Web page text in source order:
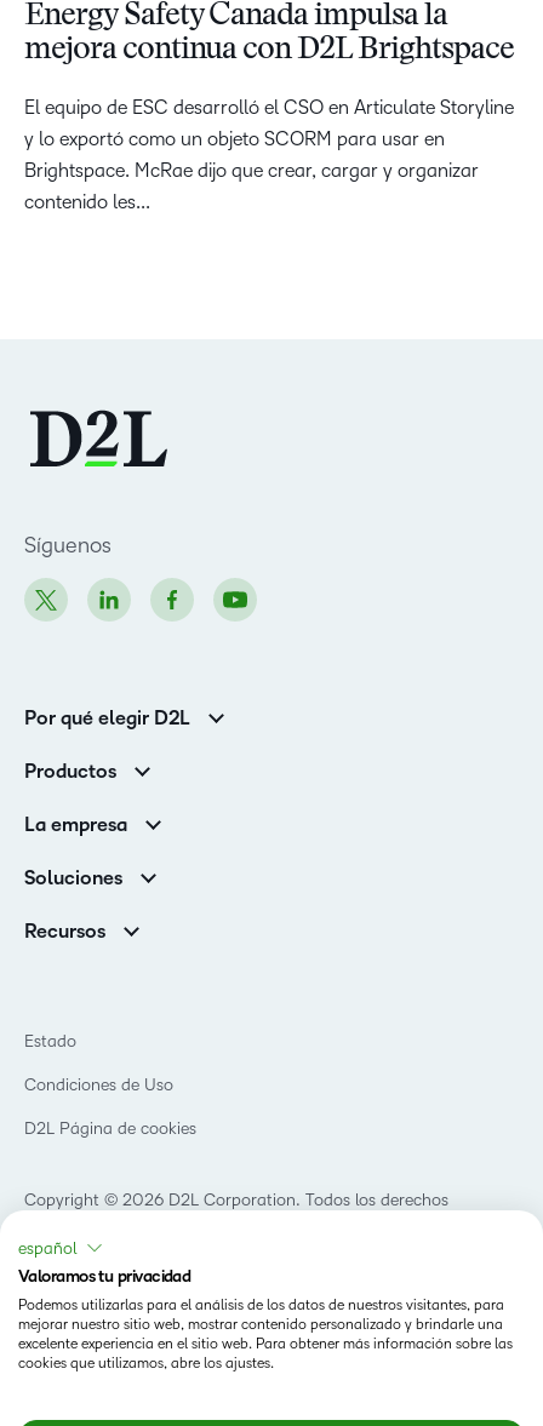
Energy Safety Canada impulsa la
mejora continua con D2L Brightspace
El equipo de ESC desarrolló el CSO en Articulate Storyline
y lo exportó como un objeto SCORM para usar en
Brightspace. McRae dijo que crear, cargar y organizar
contenido les...
Síguenos
Por qué elegir D2L
Clientes corporativos
Productos
Servicios y asistencia
Asistencia
La empresa
Contactos y ubicaciones
Sala de Prensa
Soluciones
Educación primaria y secundaria
Organizaciones de capacitación
Recursos
Comunidad
Copyright © 2026 D2L Corporation. Todos los derechos
Estado
Condiciones de Uso
D2L Página de cookies
español
Valoramos tu privacidad
Podemos utilizarlas para el análisis de los datos de nuestros visitantes, para
mejorar nuestro sitio web, mostrar contenido personalizado y brindarle una
excelente experiencia en el sitio web. Para obtener más información sobre las
cookies que utilizamos, abre los ajustes.